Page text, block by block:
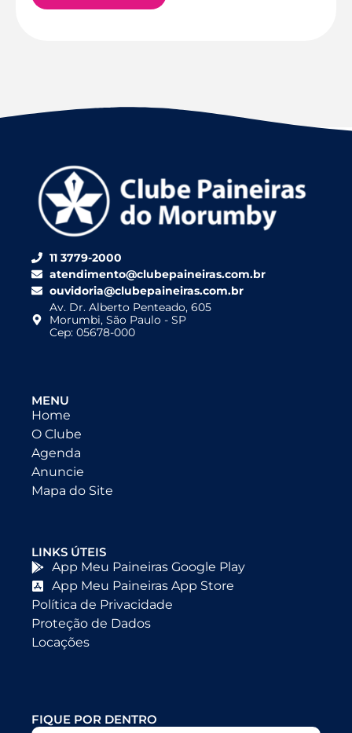
11 3779-2000
atendimento@clubepaineiras.com.br
ouvidoria@clubepaineiras.com.br
Av. Dr. Alberto Penteado, 605
Morumbi, São Paulo - SP
Cep: 05678-000
MENU
Home
O Clube
Agenda
Anuncie
Mapa do Site
LINKS ÚTEIS
App Meu Paineiras Google Play
App Meu Paineiras App Store
Política de Privacidade
Proteção de Dados
Locações
FIQUE POR DENTRO